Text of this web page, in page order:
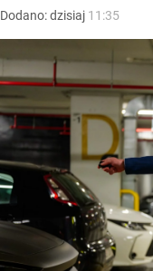
Dodano:dzisiaj 11:35